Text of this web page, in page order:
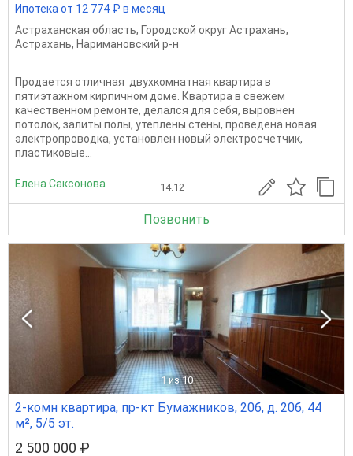
Ипотека от 12 774 ₽ в месяц
Астраханская область, Городской округ Астрахань,
Астрахань, Наримановский р-н
Продается отличная двухкомнатная квартира в
пятиэтажном кирпичном доме. Квартира в свежем
качественном ремонте, делался для себя, выровнен
потолок, залиты полы, утеплены стены, проведена новая
электропроводка, установлен новый электросчетчик,
пластиковые...
Елена Саксонова 14.12
Позвонить
1 из 10
2-комн квартира, пр-кт Бумажников, 20б, д. 20б, 44
м², 5/5 эт.
2 500 000 ₽